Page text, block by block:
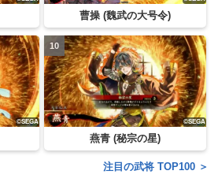
曹操 (魏武の大号令)
燕青 (秘宗の星)
注目の武将 TOP100 ＞